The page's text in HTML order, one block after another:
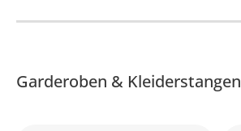
Garderoben & Kleiderstangen